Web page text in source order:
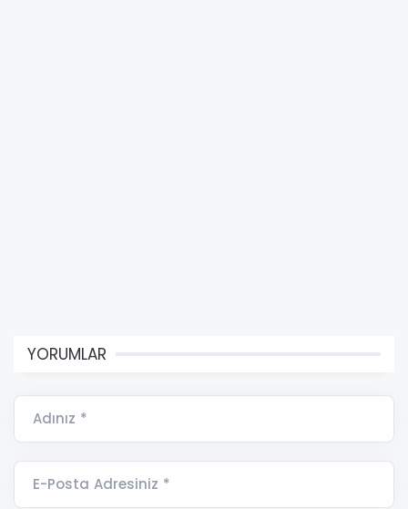
YORUMLAR
Adınız *
E-Posta Adresiniz *